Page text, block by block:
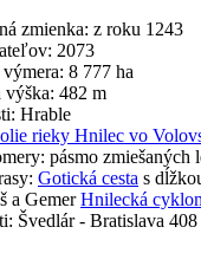
zmienka: z roku 1243
2073
8 777 ha
výška: 482 m
Hrable
rieky Hnilec vo
pásmo zmiešaných
Gotická cesta s
a GemerHnilecká
Švedlár - Bratislava